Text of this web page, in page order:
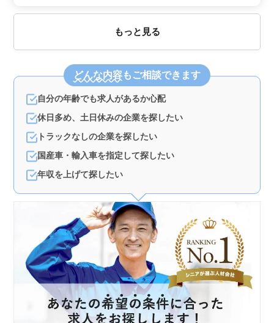
もっと見る
どんな内容もご相談できます
自分の年齢でも求人があるか心配
休日多め、土日休みの企業を探したい
トラックなしの企業を探したい
国産車・輸入車を指定して探したい
年収を上げて探したい